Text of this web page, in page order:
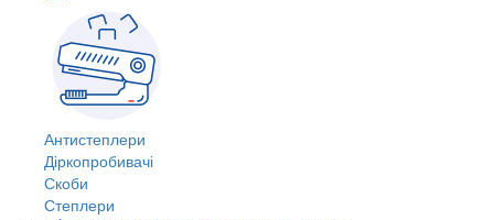
Антистеплери
Діркопробивачі
Скоби
Степлери